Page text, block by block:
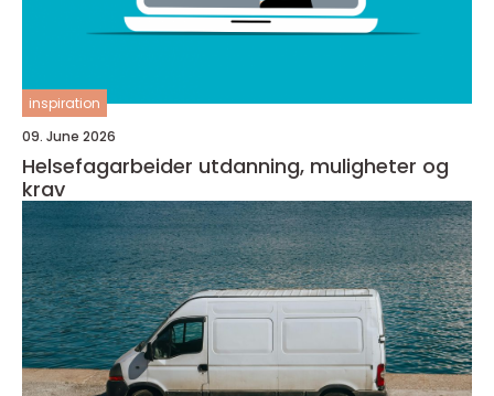
inspiration
09. June 2026
Helsefagarbeider utdanning, muligheter og
krav